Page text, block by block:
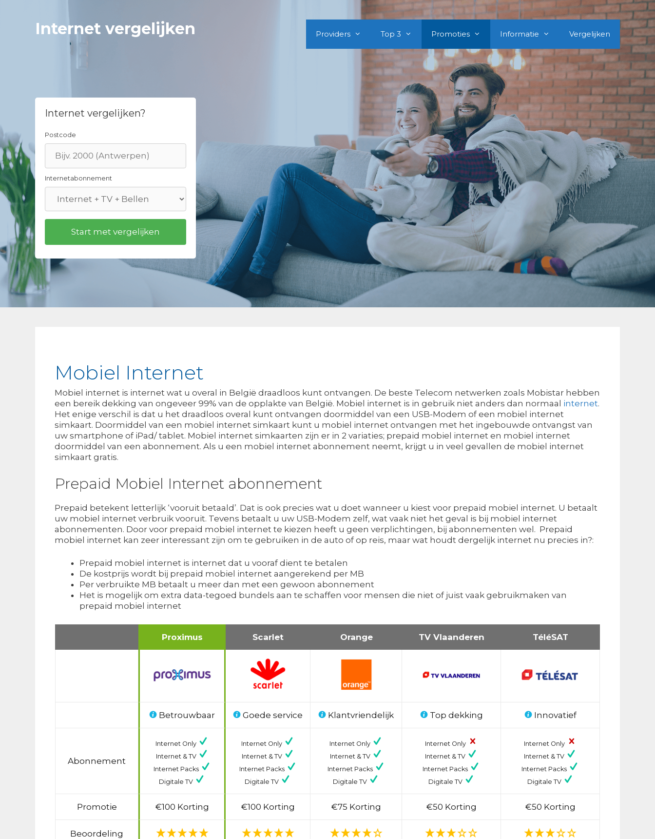
Internet vergelijken Providers Top 3 Promoties Informatie Vergelijken
Internet vergelijken?
Postcode
Internetabonnement
Mobiel Internet
Mobiel internet is internet wat u overal in België draadloos kunt ontvangen. De beste Telecom netwerken zoals Mobistar hebben
een bereik dekking van ongeveer 99% van de opplakte van België. Mobiel internet is in gebruik niet anders dan normaal internet.
Het enige verschil is dat u het draadloos overal kunt ontvangen doormiddel van een USB-Modem of een mobiel internet
simkaart. Doormiddel van een mobiel internet simkaart kunt u mobiel internet ontvangen met het ingebouwde ontvangst van
uw smartphone of iPad/ tablet. Mobiel internet simkaarten zijn er in 2 variaties; prepaid mobiel internet en mobiel internet
doormiddel van een abonnement. Als u een mobiel internet abonnement neemt, krijgt u in veel gevallen de mobiel internet
simkaart gratis.
Prepaid Mobiel Internet abonnement
Prepaid betekent letterlijk ‘vooruit betaald’. Dat is ook precies wat u doet wanneer u kiest voor prepaid mobiel internet. U betaalt
uw mobiel internet verbruik vooruit. Tevens betaalt u uw USB-Modem zelf, wat vaak niet het geval is bij mobiel internet
abonnementen. Door voor prepaid mobiel internet te kiezen heeft u geen verplichtingen, bij abonnementen wel. Prepaid
mobiel internet kan zeer interessant zijn om te gebruiken in de auto of op reis, maar wat houdt dergelijk internet nu precies in?:
Prepaid mobiel internet is internet dat u vooraf dient te betalen
De kostprijs wordt bij prepaid mobiel internet aangerekend per MB
Per verbruikte MB betaalt u meer dan met een gewoon abonnement
Het is mogelijk om extra data-tegoed bundels aan te schaffen voor mensen die niet of juist vaak gebruikmaken van
prepaid mobiel internet
Proximus Scarlet Orange TV Vlaanderen TéléSAT
Betrouwbaar Goede service Klantvriendelijk Top dekking Innovatief
Abonnement
Internet Only
Internet & TV
Internet Packs
Digitale TV
Internet Only
Internet & TV
Internet Packs
Digitale TV
Internet Only
Internet & TV
Internet Packs
Digitale TV
Internet Only
Internet & TV
Internet Packs
Digitale TV
Internet Only
Internet & TV
Internet Packs
Digitale TV
Promotie €100 Korting €100 Korting €75 Korting €50 Korting €50 Korting
Beoordeling